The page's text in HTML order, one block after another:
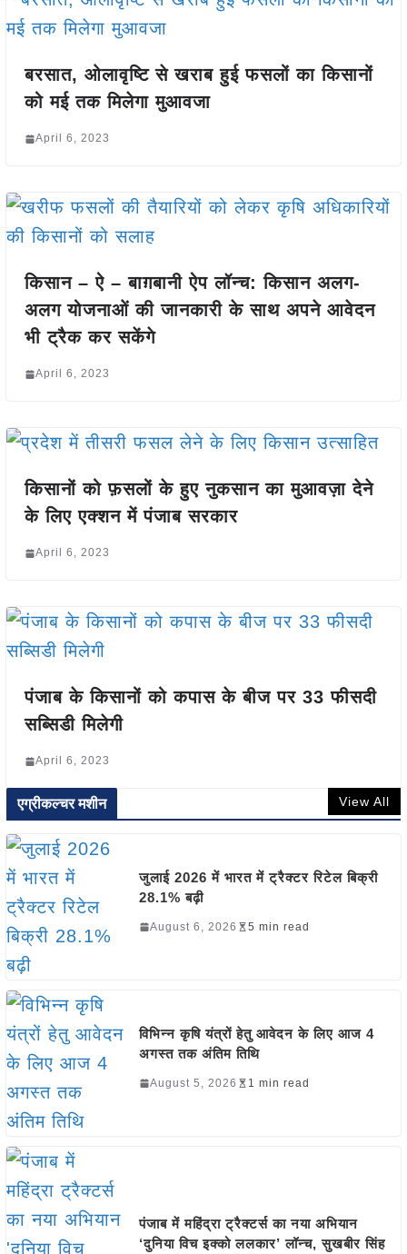
बरसात, ओलावृष्टि से खराब हुई फसलों का किसानों
को मई तक मिलेगा मुआवजा
April 6, 2023
किसान – ऐ – बाग़बानी ऐप लॉन्च: किसान अलग-
अलग योजनाओं की जानकारी के साथ अपने आवेदन
भी ट्रैक कर सकेंगे
April 6, 2023
किसानों को फ़सलों के हुए नुकसान का मुआवज़ा देने
के लिए एक्शन में पंजाब सरकार
April 6, 2023
पंजाब के किसानों को कपास के बीज पर 33 फीसदी
सब्सिडी मिलेगी
April 6, 2023
एग्रीकल्चर मशीन View All
जुलाई 2026 में भारत में ट्रैक्टर रिटेल बिक्री
28.1% बढ़ी
August 6, 2026 5 min read
विभिन्न कृषि यंत्रों हेतु आवेदन के लिए आज 4
अगस्त तक अंतिम तिथि
August 5, 2026 1 min read
पंजाब में महिंद्रा ट्रैक्टर्स का नया अभियान
‘दुनिया विच इक्को ललकार’ लॉन्च, सुखबीर सिंह